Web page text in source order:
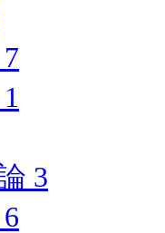
7
1
3
6